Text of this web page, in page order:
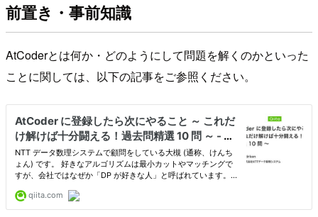
前置き・事前知識
AtCoderとは何か・どのようにして問題を解くのかといった
ことに関しては、以下の記事をご参照ください。